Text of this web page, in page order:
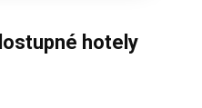
hotely